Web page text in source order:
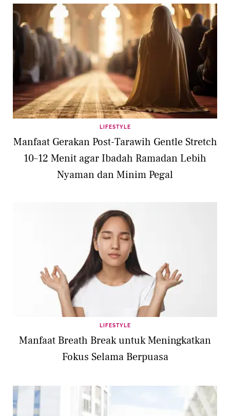
LIFESTYLE
Manfaat Gerakan Post-Tarawih Gentle Stretch
10–12 Menit agar Ibadah Ramadan Lebih
Nyaman dan Minim Pegal
LIFESTYLE
Manfaat Breath Break untuk Meningkatkan
Fokus Selama Berpuasa